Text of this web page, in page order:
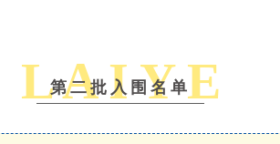
L A I Y E
第二批入围名单